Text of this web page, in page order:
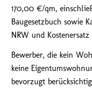
170,00 €/qm,
Baugesetzbuch sowie
NRW und
Bewerber, die kein
keine
bevorzugt